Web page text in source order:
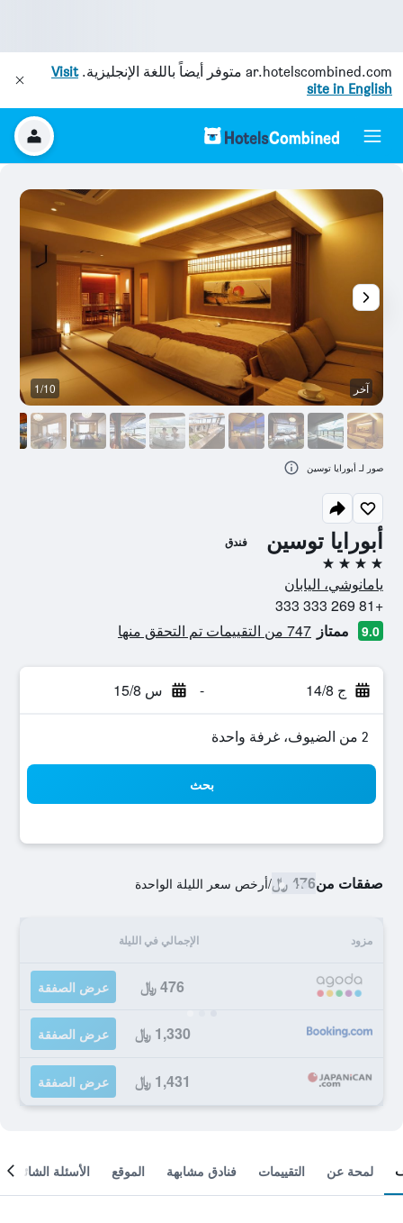
ar.hotelscombined.com متوفر أيضاً باللغة الإنجليزية.Visit
site in English
أبورايا توسين فندق
4 نجوم
يامانوشي، اليابان
+81 269 333 333
9.0 ممتاز 747 من التقييمات تم التحقق منها
ج 14/8 - س 15/8
2 من الضيوف، غرفة واحدة
بحث
صفقات من476 ﷼ /أرخص سعر الليلة الواحدة
مزود الإجمالي في الليلة
476 ﷼ عرض الصفقة
1,330 ﷼ عرض الصفقة
1,431 ﷼ عرض الصفقة
آخر 1/10
صور لـ أبورايا توسين
لمحة عن التقييمات فنادق مشابهة الموقع الأسئلة الشائعة